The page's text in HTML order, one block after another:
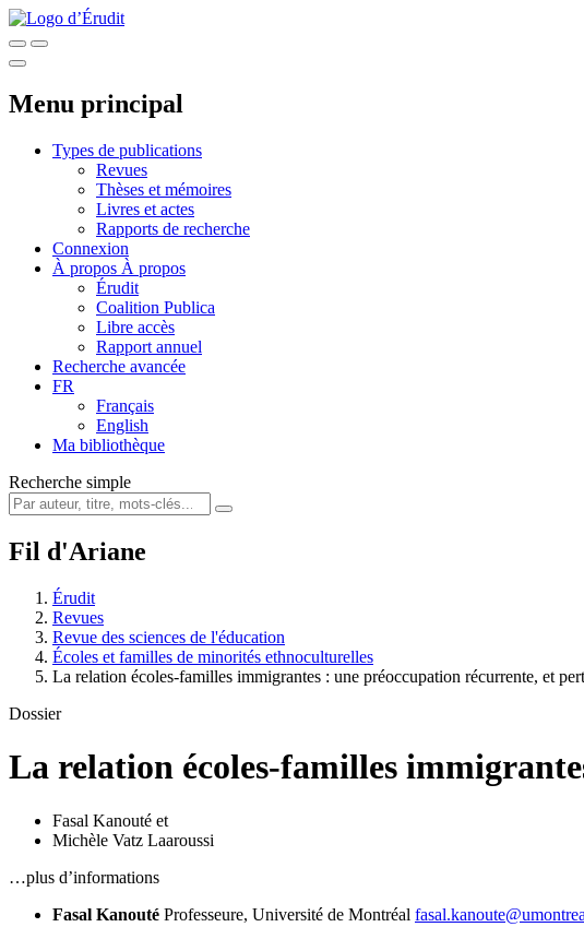
Menu principal
Types de publications
Revues
Thèses et mémoires
Livres et actes
Rapports de recherche
Connexion
À propos À propos
Érudit
Coalition Publica
Libre accès
Rapport annuel
Recherche avancée
FR
Français
English
Ma bibliothèque
Recherche simple
Fil d'Ariane
Érudit
Revues
Revue des sciences de l'éducation
Écoles et familles de minorités ethnoculturelles
La relation écoles-familles immigrantes : une préoccupation récurrente, et
Dossier
La relation écoles-familles
Fasal Kanouté et
Michèle Vatz Laaroussi
…plus d’informations
Fasal Kanouté Professeure, Université de Montréal